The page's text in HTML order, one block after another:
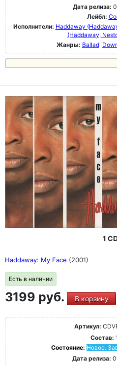
Дата релиза:
Лейбл:
Исполнители: Haddaway
(Haddaway,
Жанры: Ballad
1
Haddaway: My Face (2001)
Есть в наличии
3199 руб. В корзину
Артикул:
Состав:
Состояние: Новое.
Дата релиза: